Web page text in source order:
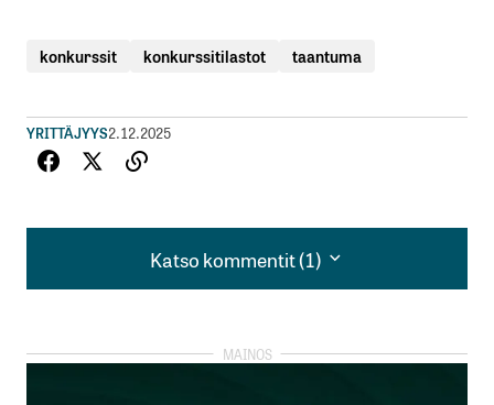
konkurssit konkurssitilastot taantuma
YRITTÄJYYS2.12.2025
Katso kommentit (1)
Katso kommentit (1)
pitkäaikaisen tuheloinnin tulos.